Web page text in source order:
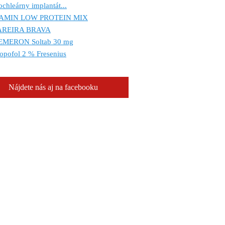
implantát...
LOW PROTEIN MIX
BRAVA
Soltab 30 mg
2 % Fresenius
Nájdete nás aj na facebooku